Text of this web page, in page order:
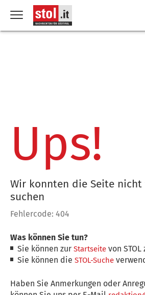
Ups!
Wir konnten die Seite
suchen
Fehlercode: 404
Was können Sie tun?
Sie können zurStartseite von
Sie können dieSTOL-Suche
Haben Sie Anmerkungen oder